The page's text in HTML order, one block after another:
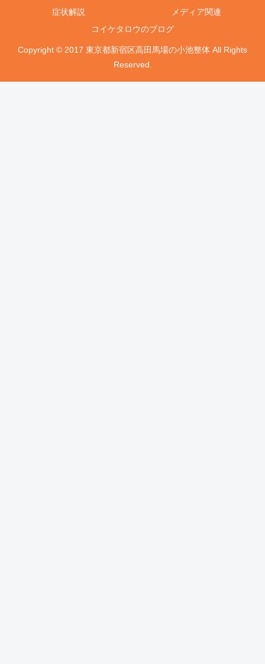
症状解説
メディア関連
コイケタロウのブログ
Copyright © 2017 東京都新宿区高田馬場の小池整体 All Rights
Reserved.